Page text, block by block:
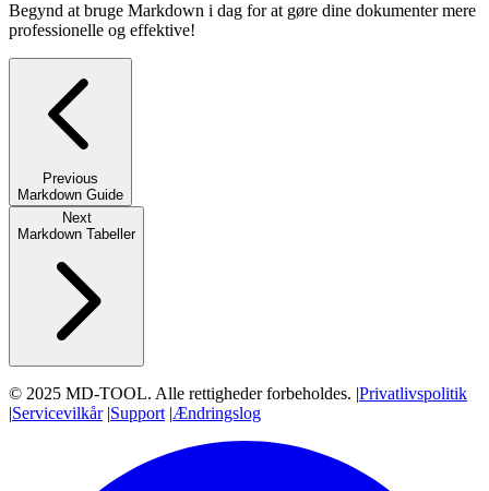
Begynd at bruge Markdown i dag for at gøre dine dokumenter mere
professionelle og effektive!
Previous
Markdown Guide
Next
Markdown Tabeller
© 2025 MD-TOOL. Alle rettigheder forbeholdes. |Privatlivspolitik
|Servicevilkår|Support |Ændringslog